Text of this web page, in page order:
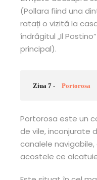
(Pollara fiind una
ratați o vizită la
îndrăgitul „Il
principal).
Ziua 7 - Portorosa
Portorosa este un
de vile, inconjurate
canalele
acostele ce